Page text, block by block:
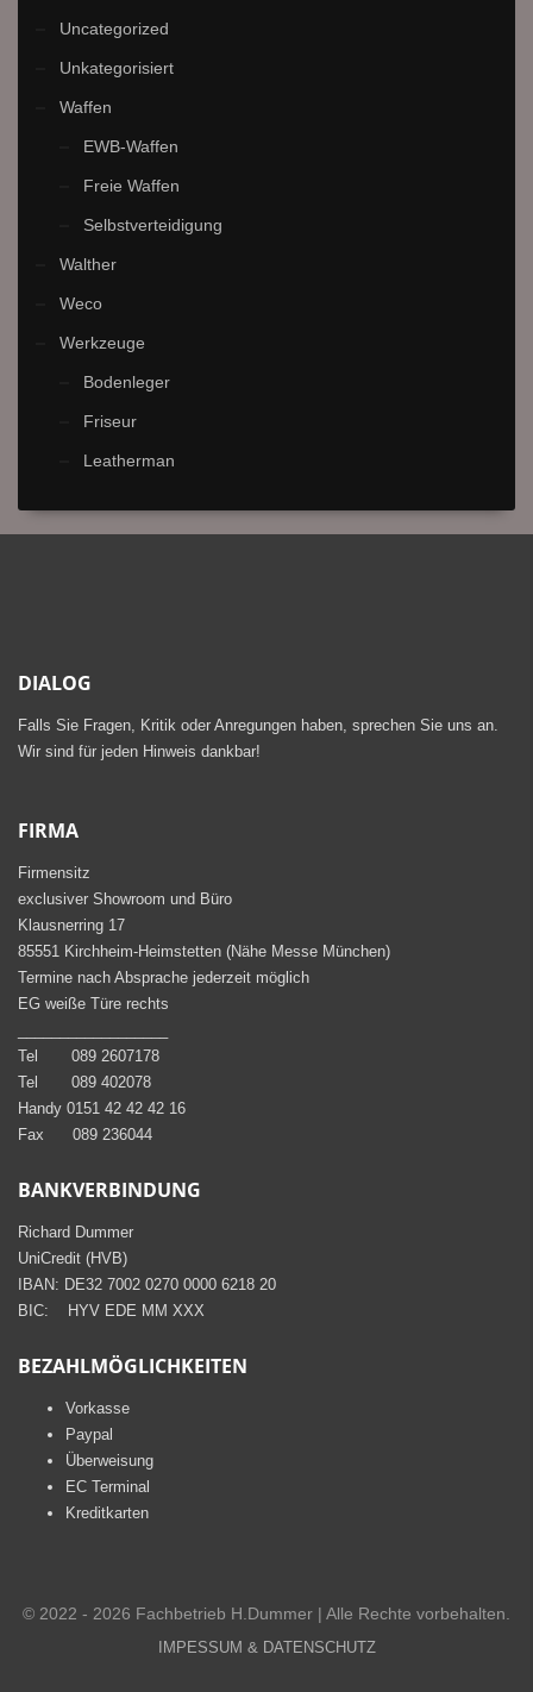
Uncategorized
Unkategorisiert
Waffen
EWB-Waffen
Freie Waffen
Selbstverteidigung
Walther
Weco
Werkzeuge
Bodenleger
Friseur
Leatherman
DIALOG
Falls Sie Fragen, Kritik oder Anregungen haben, sprechen Sie uns an.
Wir sind für jeden Hinweis dankbar!
FIRMA
Firmensitz
exclusiver Showroom und Büro
Klausnerring 17
85551 Kirchheim-Heimstetten (Nähe Messe München)
Termine nach Absprache jederzeit möglich
EG weiße Türe rechts
Tel 089 2607178
Tel 089 402078
Handy 0151 42 42 42 16
Fax 089 236044
BANKVERBINDUNG
Richard Dummer
UniCredit (HVB)
IBAN: DE32 7002 0270 0000 6218 20
BIC: HYV EDE MM XXX
BEZAHLMÖGLICHKEITEN
Vorkasse
Paypal
Überweisung
EC Terminal
Kreditkarten
© 2022 - 2026 Fachbetrieb H.Dummer | Alle Rechte vorbehalten.
IMPESSUM & DATENSCHUTZ